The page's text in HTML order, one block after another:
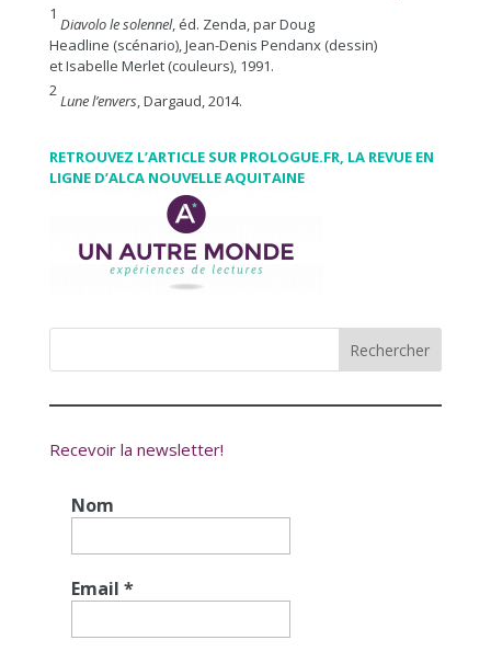
1
Diavolo le solennel, éd. Zenda, par Doug
Headline (scénario), Jean-Denis Pendanx (dessin)
et Isabelle Merlet (couleurs), 1991.
2
Lune l’envers, Dargaud, 2014.
RETROUVEZ L’ARTICLE SUR PROLOGUE.FR, LA REVUE EN
LIGNE D’ALCA NOUVELLE AQUITAINE
Recevoir la newsletter!
Nom
Email *